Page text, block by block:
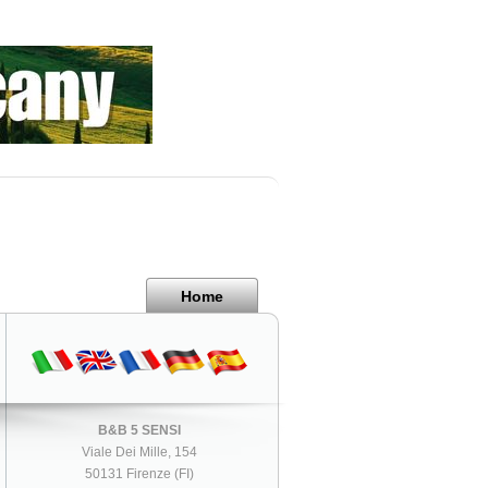
Home
B&B 5 SENSI
Viale Dei Mille, 154
50131 Firenze (FI)